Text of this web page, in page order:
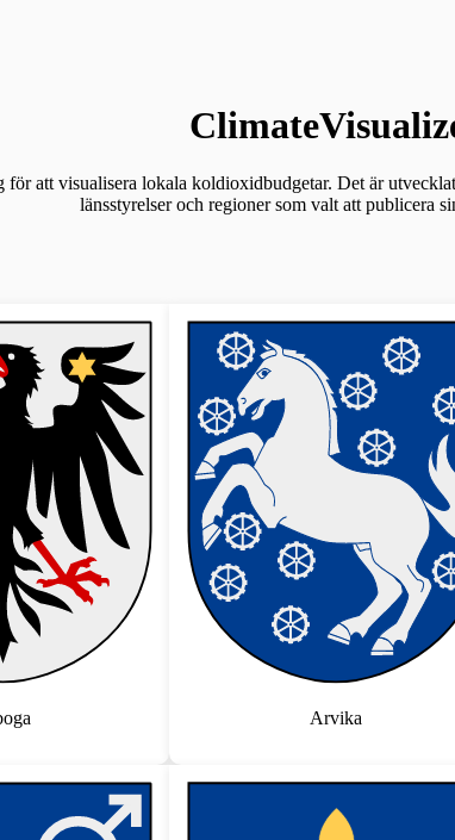
att visualisera lokala koldioxidbudgetar. Det är
länsstyrelser och regioner som valt att publicera
Arvika